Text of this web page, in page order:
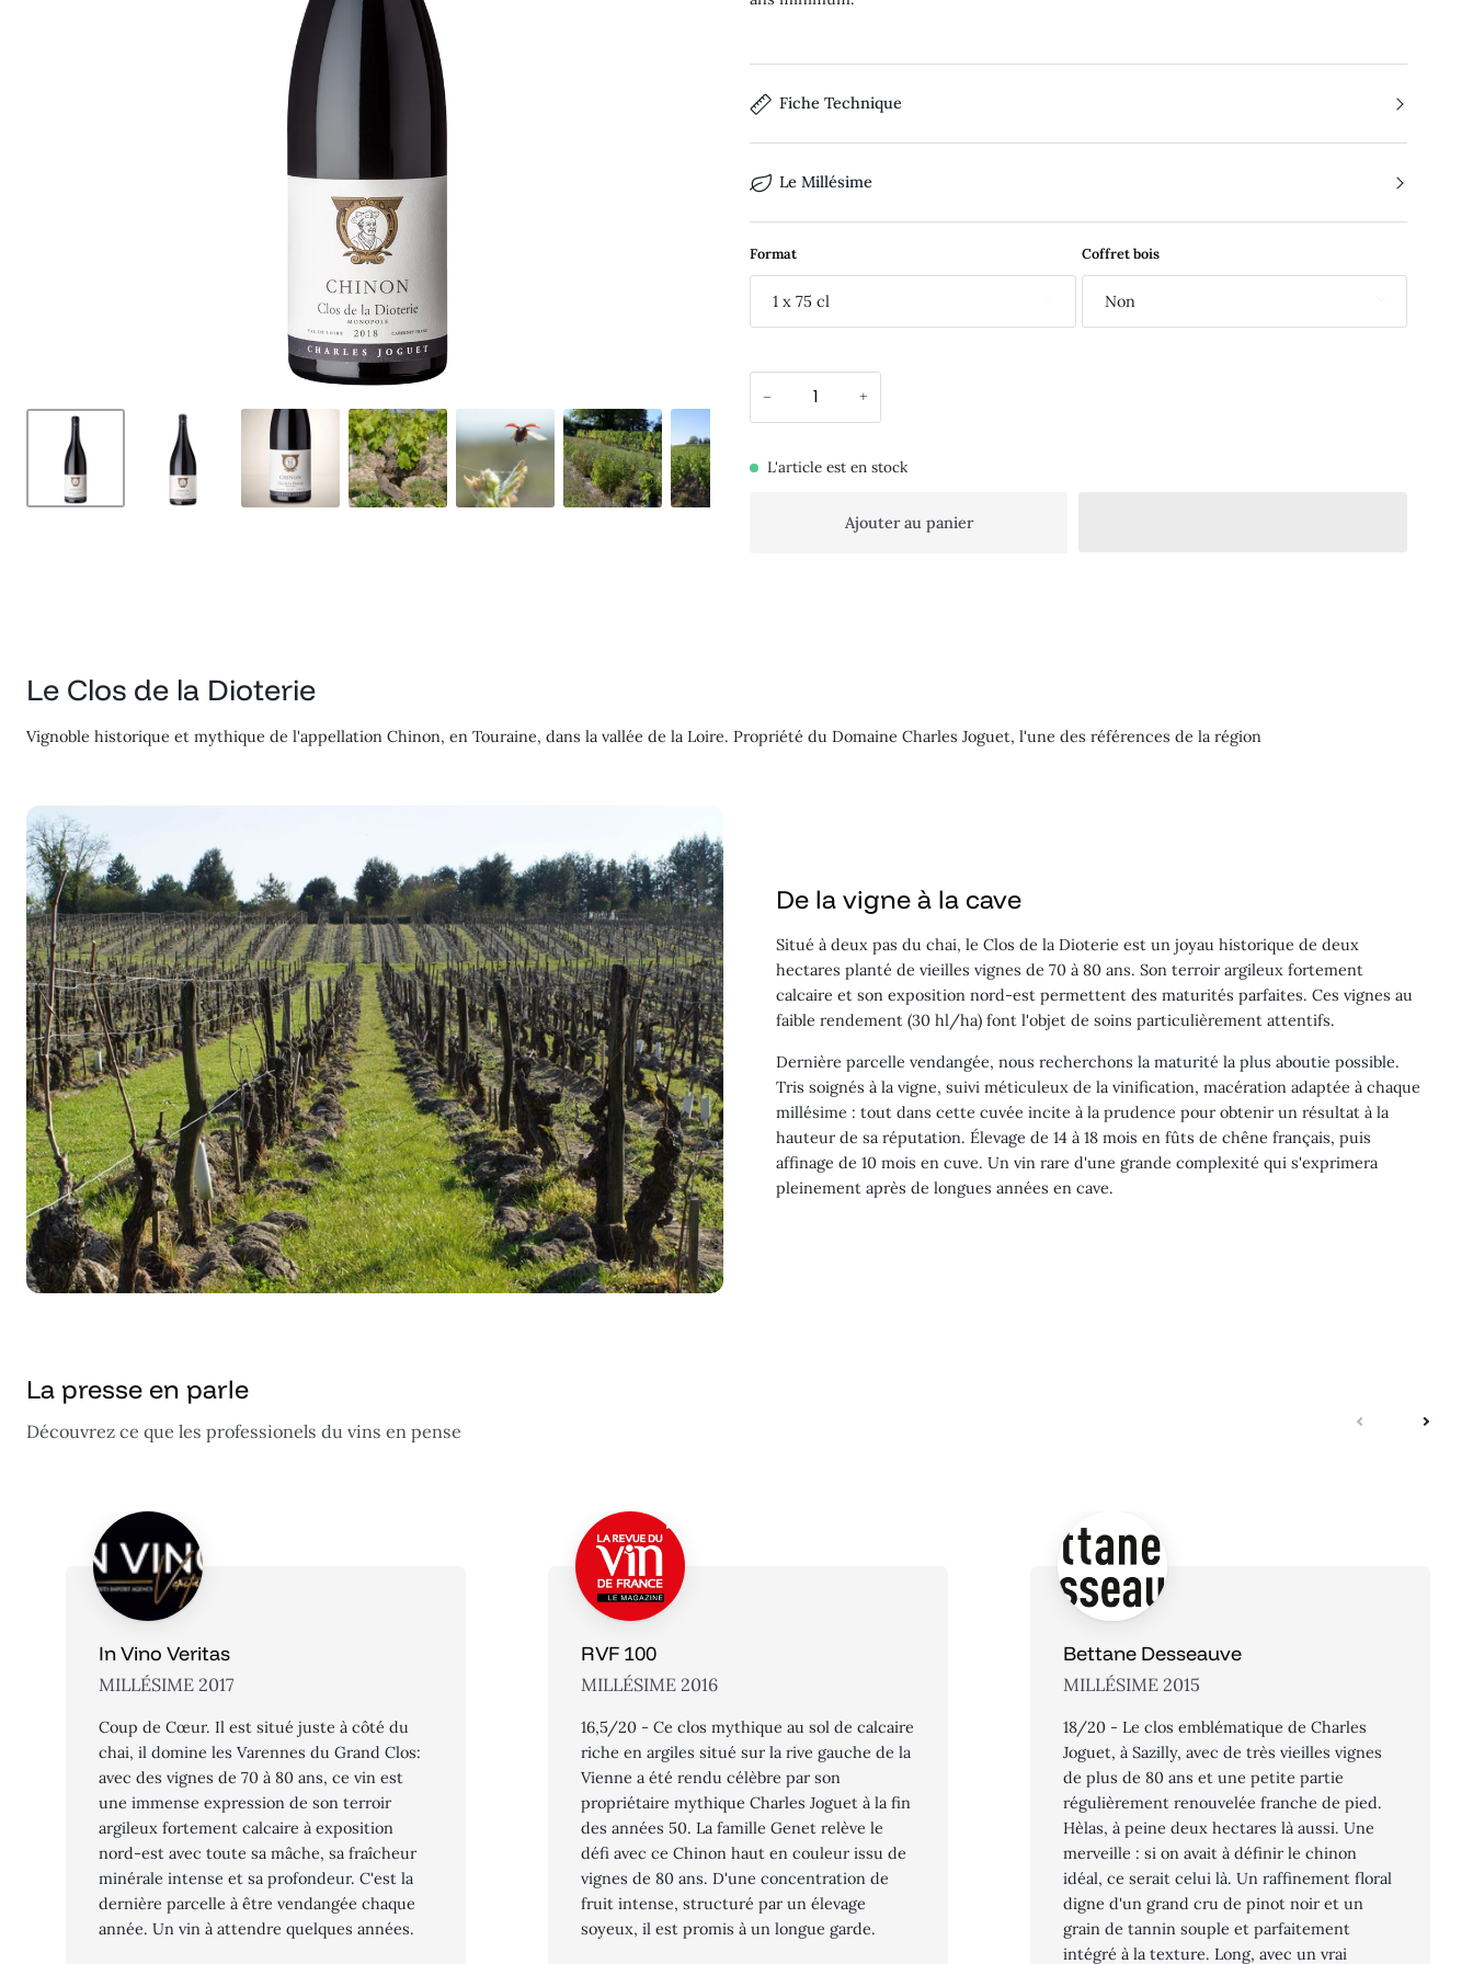
Fiche Technique
Le Millésime
Format
1 x 75 cl
Coffret bois
Non
− +
L'article est en stock
Ajouter au panier
Le Clos de la Dioterie
Vignoble historique et mythique de l'appellation Chinon, en Touraine, dans la vallée de la Loire. Propriété du Domaine Charles Joguet, l'une des références de la région
De la vigne à la cave
Situé à deux pas du chai, le Clos de la Dioterie est un joyau historique de deux
hectares planté de vieilles vignes de 70 à 80 ans. Son terroir argileux fortement
calcaire et son exposition nord-est permettent des maturités parfaites. Ces vignes au
faible rendement (30 hl/ha) font l'objet de soins particulièrement attentifs.
Dernière parcelle vendangée, nous recherchons la maturité la plus aboutie possible.
Tris soignés à la vigne, suivi méticuleux de la vinification, macération adaptée à chaque
millésime : tout dans cette cuvée incite à la prudence pour obtenir un résultat à la
hauteur de sa réputation. Élevage de 14 à 18 mois en fûts de chêne français, puis
affinage de 10 mois en cuve. Un vin rare d'une grande complexité qui s'exprimera
pleinement après de longues années en cave.
La presse en parle
Découvrez ce que les professionels du vins en pense suivante
In Vino Veritas
MILLÉSIME 2017
Coup de Cœur. Il est situé juste à côté du
chai, il domine les Varennes du Grand Clos:
avec des vignes de 70 à 80 ans, ce vin est
une immense expression de son terroir
argileux fortement calcaire à exposition
nord-est avec toute sa mâche, sa fraîcheur
minérale intense et sa profondeur. C'est la
dernière parcelle à être vendangée chaque
année. Un vin à attendre quelques années.
RVF 100
MILLÉSIME 2016
16,5/20 - Ce clos mythique au sol de calcaire
riche en argiles situé sur la rive gauche de la
Vienne a été rendu célèbre par son
propriétaire mythique Charles Joguet à la fin
des années 50. La famille Genet relève le
défi avec ce Chinon haut en couleur issu de
vignes de 80 ans. D'une concentration de
fruit intense, structuré par un élevage
soyeux, il est promis à un longue garde.
Bettane Desseauve
MILLÉSIME 2015
18/20 - Le clos emblématique de Charles
Joguet, à Sazilly, avec de très vieilles vignes
de plus de 80 ans et une petite partie
régulièrement renouvelée franche de pied.
Hèlas, à peine deux hectares là aussi. Une
merveille : si on avait à définir le chinon
idéal, ce serait celui là. Un raffinement floral
digne d'un grand cru de pinot noir et un
grain de tannin souple et parfaitement
intégré à la texture. Long, avec un vrai